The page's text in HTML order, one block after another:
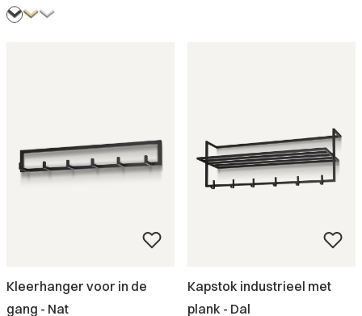
Kleerhanger voor in de
gang - Nat
Kapstok industrieel met
plank - Dal